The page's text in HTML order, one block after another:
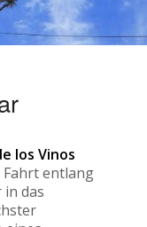
los Vinos
Fahrt entlang
das